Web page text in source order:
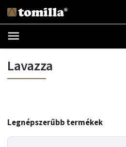
Lavazza
Legnépszerűbb termékek